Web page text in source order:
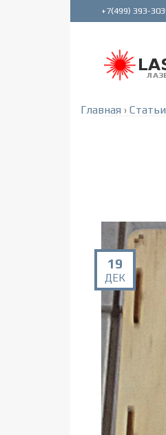
Главная › Статьи
19
ДЕК